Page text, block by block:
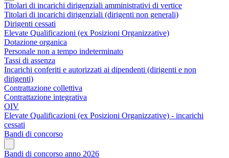
Titolari di incarichi dirigenziali amministrativi di vertice
Titolari di incarichi dirigenziali (dirigenti non generali)
Dirigenti cessati
Elevate Qualificazioni (ex Posizioni Organizzative)
Dotazione organica
Personale non a tempo indeterminato
Tassi di assenza
Incarichi conferiti e autorizzati ai dipendenti (dirigenti e non
dirigenti)
Contrattazione collettiva
Contrattazione integrativa
OIV
Elevate Qualificazioni (ex Posizioni Organizzative) - incarichi
cessati
Bandi di concorso
Bandi di concorso anno 2026